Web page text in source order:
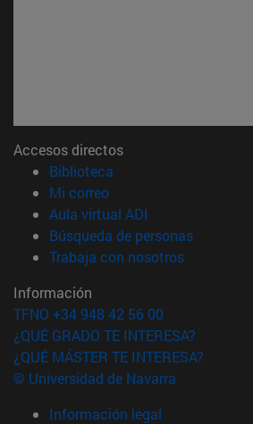
Accesos directos
Biblioteca
Mi correo(abre en nueva
Aula virtual ADI
Búsqueda de personas(abre en
Trabaja con nosotros(abre en
Información
TFNO +34 948 42 56 00
¿QUÉ GRADO TE INTERESA?
¿QUÉ MÁSTER TE INTERESA?
© Universidad de Navarra
Información legal